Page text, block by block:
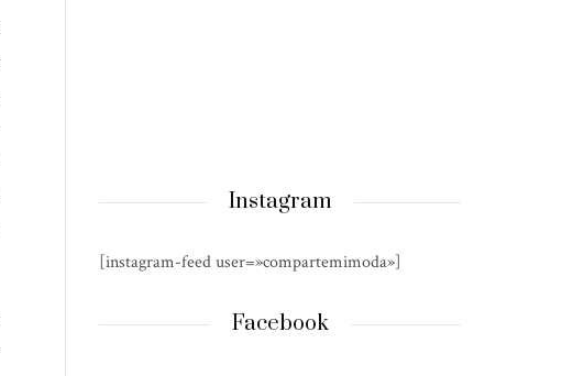
Instagram
[instagram-feed user=»compartemimoda»]
Facebook